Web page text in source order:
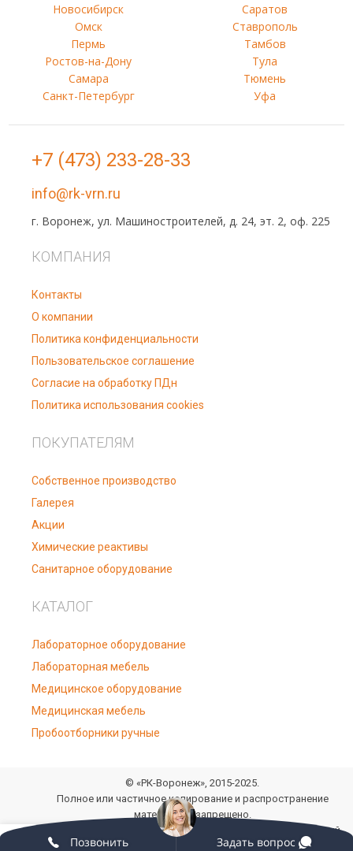
Новосибирск
Омск
Пермь
Ростов-на-Дону
Самара
Санкт-Петербург
Саратов
Ставрополь
Тамбов
Тула
Тюмень
Уфа
+7 (473) 233-28-33
info@rk-vrn.ru
г. Воронеж, ул. Машиностроителей, д. 24, эт. 2, оф. 225
КОМПАНИЯ
Контакты
О компании
Политика конфиденциальности
Пользовательское соглашение
Согласие на обработку ПДн
Политика использования cookies
ПОКУПАТЕЛЯМ
Собственное производство
Галерея
Акции
Химические реактивы
Санитарное оборудование
КАТАЛОГ
Лабораторное оборудование
Лабораторная мебель
Медицинское оборудование
Медицинская мебель
Пробоотборники ручные
© «РК-Воронеж», 2015-2025.
Полное или частичное копирование и распространение
материалов запрещено.
Информация, размещенная на сайте, носит информационный
характер и не является публичной офертой, определяемой
Позвонить Задать вопрос